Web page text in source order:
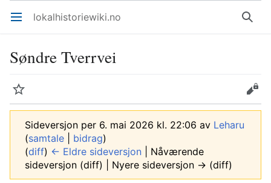
Åpne hovedmenyen lokalhistoriewiki.no Søk
Søndre Tverrvei
Overvåk Rediger
Sideversjon per 6. mai 2026 kl. 22:06 av Leharu
(samtale bidrag)
(diff) ← Eldre sideversjon | Nåværende
sideversjon (diff) | Nyere sideversjon → (diff)